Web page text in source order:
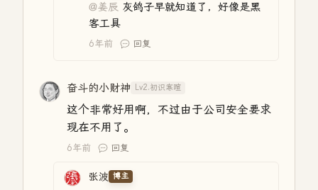
@姜辰 灰鸽子早就知道了，好像是黑
客工具
6年前 回复
奋斗的小财神 Lv2.初识寒暄
这个非常好用啊，不过由于公司安全要求
现在不用了。
6年前 回复
张波 博主